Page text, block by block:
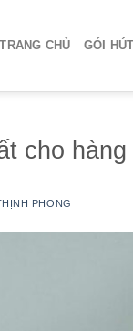
TRANG CHỦ GÓI
cho
PHONG